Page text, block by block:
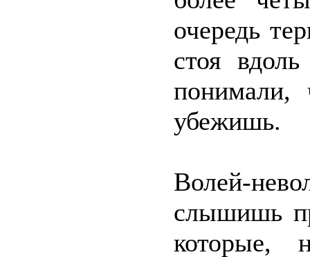
очередь
стоя
понимали,
убежишь.
Волей-
слышишь
которые,